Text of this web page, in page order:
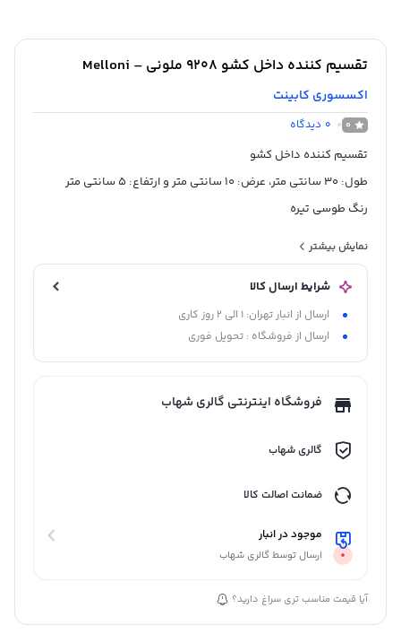
تقسیم کننده داخل کشو 9208 ملونی – Melloni
اکسسوری کابینت
0
0 دیدگاه
تقسیم کننده داخل کشو
طول: 30 سانتی متر، عرض: 10 سانتی متر و ارتفاع: 5 سانتی متر
رنگ طوسی تیره
نمایش بیشتر
شرایط ارسال کالا
ارسال از انبار تهران: 1 الی 2 روز کاری
ارسال از فروشگاه : تحویل فوری
فروشگاه اینترنتی گالری شهاب
گالری شهاب
ضمانت اصالت کالا
موجود در انبار
ارسال توسط گالری شهاب
آیا قیمت مناسب تری سراغ دارید؟